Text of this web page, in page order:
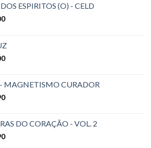
ESPIRITOS (O) - CELD
- MAGNETISMO CURADOR
DO CORAÇÃO - VOL. 2